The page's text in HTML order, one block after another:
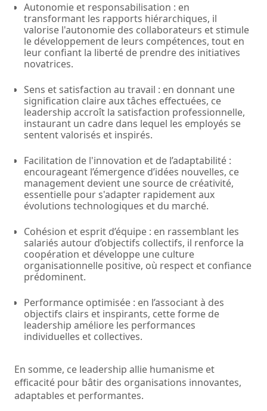
Autonomie et responsabilisation : en
transformant les rapports hiérarchiques, il
valorise l'autonomie des collaborateurs et stimule
le développement de leurs compétences, tout en
leur confiant la liberté de prendre des initiatives
novatrices.
Sens et satisfaction au travail : en donnant une
signification claire aux tâches effectuées, ce
leadership accroît la satisfaction professionnelle,
instaurant un cadre dans lequel les employés se
sentent valorisés et inspirés.
Facilitation de l'innovation et de l’adaptabilité :
encourageant l’émergence d’idées nouvelles, ce
management devient une source de créativité,
essentielle pour s'adapter rapidement aux
évolutions technologiques et du marché.
Cohésion et esprit d’équipe : en rassemblant les
salariés autour d’objectifs collectifs, il renforce la
coopération et développe une culture
organisationnelle positive, où respect et confiance
prédominent.
Performance optimisée : en l’associant à des
objectifs clairs et inspirants, cette forme de
leadership améliore les performances
individuelles et collectives.
En somme, ce leadership allie humanisme et
efficacité pour bâtir des organisations innovantes,
adaptables et performantes.